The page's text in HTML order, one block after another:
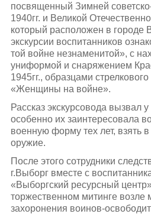
посвященный Зимней
1940гг. и Великой
который расположен в городе
экскурсии воспитанников
той войне незнаменитой», с
униформой и снаряжением
1945гг., образцами
«Женщины на войне».
Рассказ экскурсовода вызвал
особенно их заинтересовала
военную форму тех лет, взять
оружие.
После этого сотрудники
г.Выборг вместе с
«Выборгский ресурсный
торжественном митинге возле
захоронения воинов-